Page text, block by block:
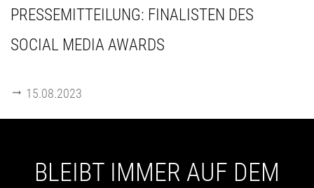
PRESSEMITTEILUNG: FINALISTEN DES
SOCIAL MEDIA AWARDS
15.08.2023
BLEIBT IMMER AUF DEM